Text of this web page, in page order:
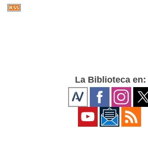
La Biblioteca en: